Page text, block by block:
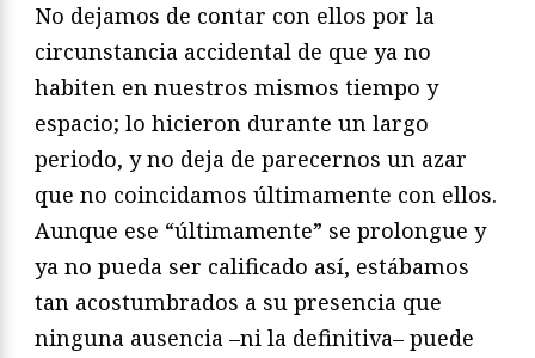
No dejamos de contar con ellos por la
circunstancia accidental de que ya no
habiten en nuestros mismos tiempo y
espacio; lo hicieron durante un largo
periodo, y no deja de parecernos un azar
que no coincidamos últimamente con ellos.
Aunque ese “últimamente” se prolongue y
ya no pueda ser calificado así, estábamos
tan acostumbrados a su presencia que
ninguna ausencia –ni la definitiva– puede